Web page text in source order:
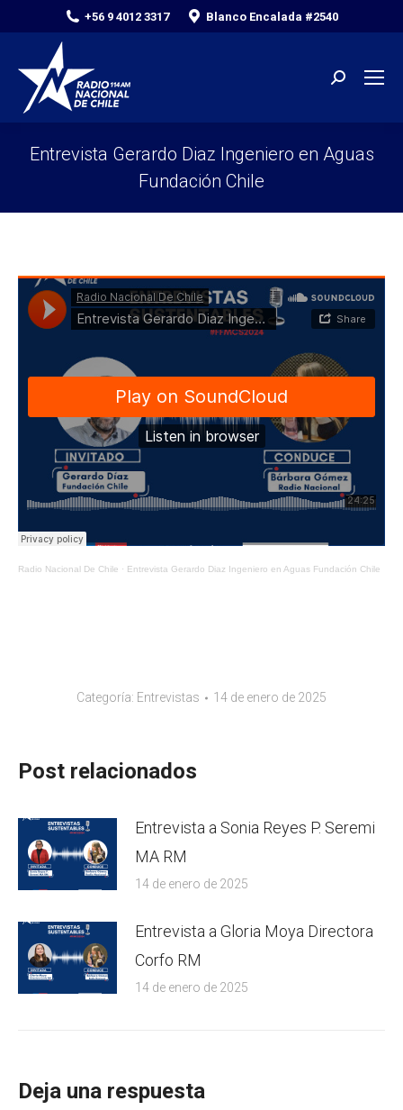
+56 9 4012 3317 Blanco Encalada #2540
Search:
Entrevista Gerardo Diaz Ingeniero en Aguas
Fundación Chile
You are here:
Radio Nacional De Chile · Entrevista Gerardo Diaz Ingeniero en Aguas Fundación Chile
Categoría: Entrevistas 14 de enero de 2025
Post relacionados
Entrevista a Sonia Reyes P. Seremi
MA RM
14 de enero de 2025
Entrevista a Gloria Moya Directora
Corfo RM
14 de enero de 2025
Deja una respuesta